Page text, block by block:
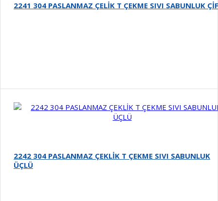
2241 304 PASLANMAZ ÇELİK T ÇEKME SIVI SABUNLUK
2242 304 PASLANMAZ ÇEKLİK T ÇEKME SIVI SABUNLUK
ÜÇLÜ